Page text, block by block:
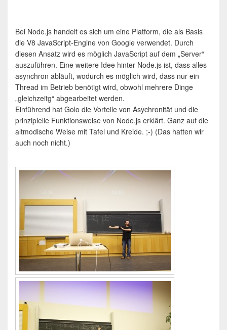
Bei Node.js handelt es sich um eine Platform, die als Basis
die V8 JavaScript-Engine von Google verwendet. Durch
diesen Ansatz wird es möglich JavaScript auf dem „Server“
auszuführen. Eine weitere Idee hinter Node.js ist, dass alles
asynchron abläuft, wodurch es möglich wird, dass nur ein
Thread im Betrieb benötigt wird, obwohl mehrere Dinge
„gleichzeitg“ abgearbeitet werden.
Einführend hat Golo die Vorteile von Asychronität und die
prinzipielle Funktionsweise von Node.js erklärt. Ganz auf die
altmodische Weise mit Tafel und Kreide. ;-) (Das hatten wir
auch noch nicht.)